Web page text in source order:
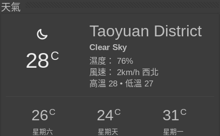
天氣
28C
Taoyuan District
Clear Sky
濕度： 76%
風速： 2km/h 西北
高溫 28 • 低溫 27
26C
星期六
24C
星期天
31C
星期一